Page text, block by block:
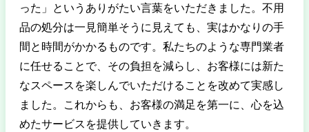
った」というありがたい言葉をいただきました。不用
品の処分は一見簡単そうに見えても、実はかなりの手
間と時間がかかるものです。私たちのような専門業者
に任せることで、その負担を減らし、お客様には新た
なスペースを楽しんでいただけることを改めて実感し
ました。これからも、お客様の満足を第一に、心を込
めたサービスを提供していきます。